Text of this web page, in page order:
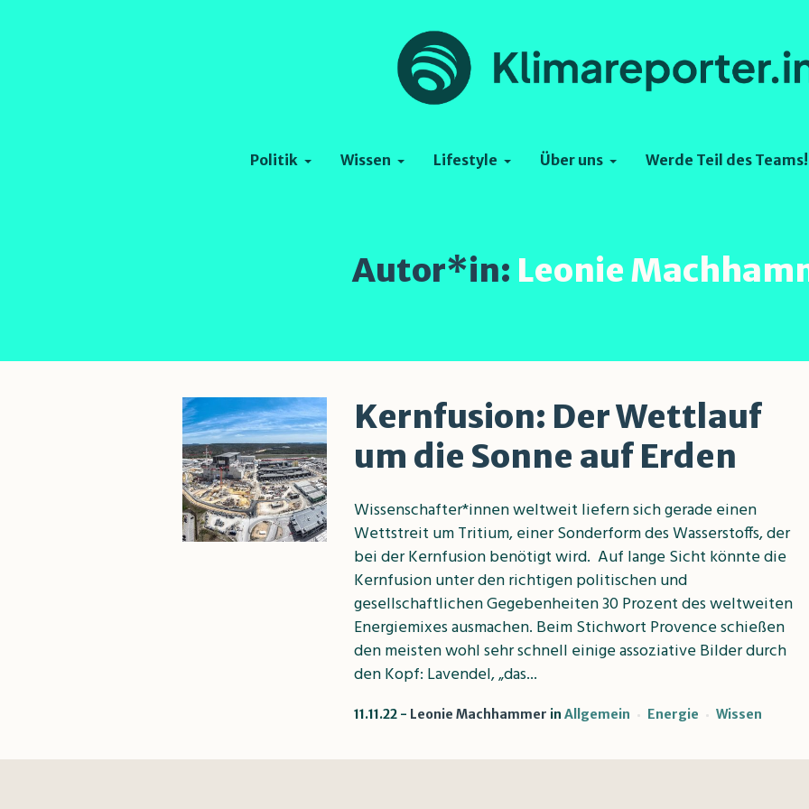
Politik Wissen Lifestyle Über uns Werde Teil des Teams!
Autor*in: Leonie
Kernfusion: Der Wettlauf
um die Sonne auf Erden
Wissenschafter*innen weltweit liefern sich gerade einen
Wettstreit um Tritium, einer Sonderform des Wasserstoffs, der
bei der Kernfusion benötigt wird. Auf lange Sicht könnte die
Kernfusion unter den richtigen politischen und
gesellschaftlichen Gegebenheiten 30 Prozent des weltweiten
Energiemixes ausmachen. Beim Stichwort Provence schießen
den meisten wohl sehr schnell einige assoziative Bilder durch
den Kopf: Lavendel, „das...
11.11.22 Leonie Machhammer in Allgemein Energie Wissen